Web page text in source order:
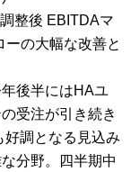
整後 EBITDAマ
の大幅な改善と
後半にはHAユ
受注が引き続き
調となる見込み
分野。四半期中